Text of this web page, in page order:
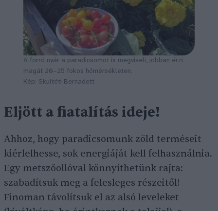
A forró nyár a paradicsomot is megviseli, jobban érzi
magát 20–25 fokos hőmérsékleten.
Kép: Skultéti Bernadett
Eljött a fiatalítás ideje!
Ahhoz, hogy paradicsomunk zöld terméseit
kiérlelhesse, sok energiáját kell felhasználnia.
Egy metszőollóval könnyíthetünk rajta:
szabadítsuk meg a felesleges részeitől!
Finoman távolítsuk el az alsó leveleket